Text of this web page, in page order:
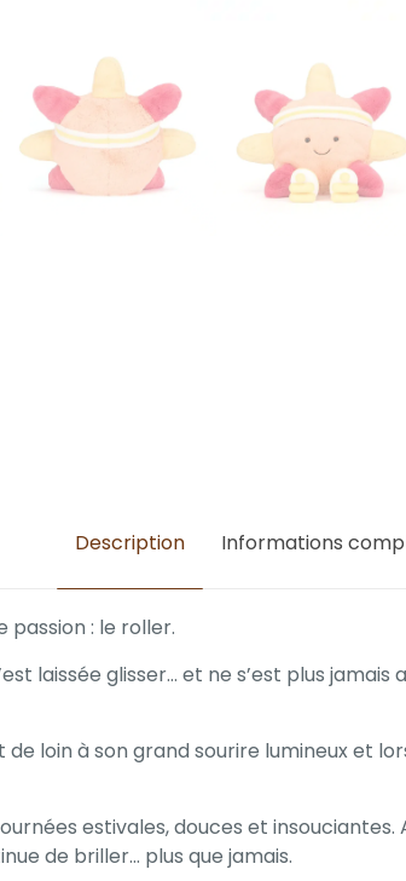
Description Informations
passion : le roller.
laissée glisser… et ne s’est plus
loin à son grand sourire lumineux et
estivales, douces et
de briller… plus que jamais.